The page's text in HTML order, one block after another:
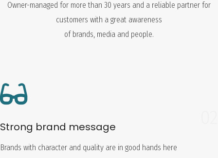
Owner-managed for more than 30 years and a reliable partner for
customers with a great awareness
of brands, media and people.
Strong brand message
Brands with character and quality are in good hands here